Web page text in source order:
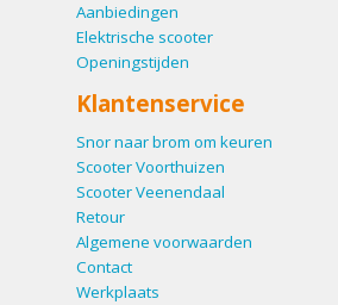
Aanbiedingen
Elektrische scooter
Openingstijden
Klantenservice
Snor naar brom om keuren
Scooter Voorthuizen
Scooter Veenendaal
Retour
Algemene voorwaarden
Contact
Werkplaats